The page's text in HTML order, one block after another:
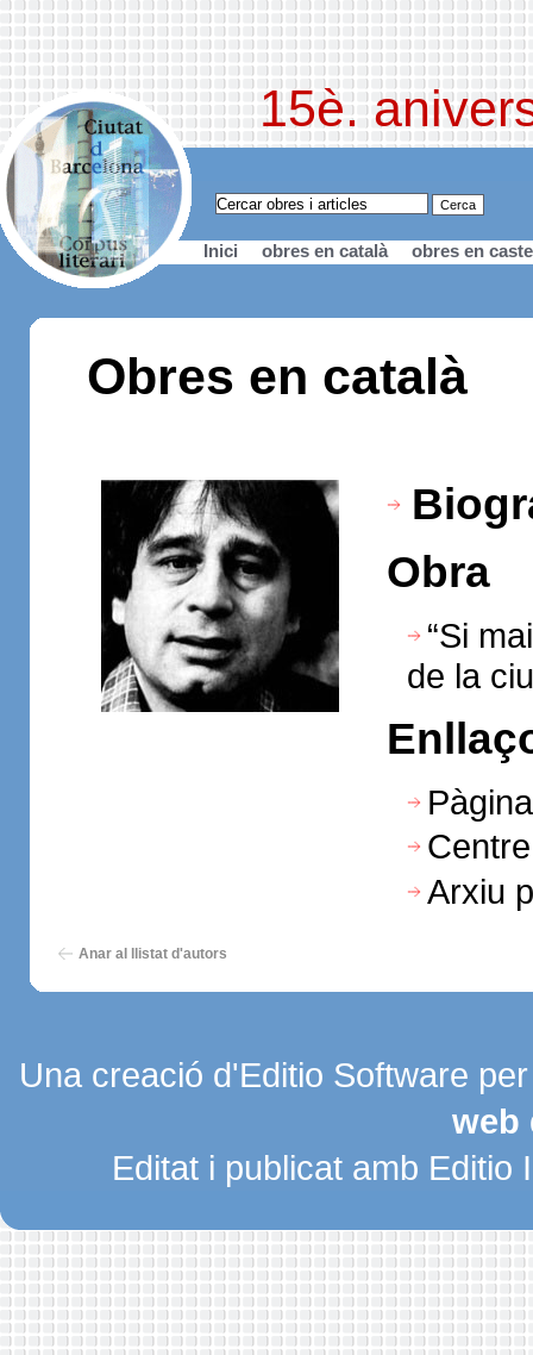
15è.
Inici obres en català obres en
Obres en català
Obra
“Si
de la
Arxiu
Anar al llistat d'autors
Una creació d'Editio Software
web
Editat i publicat amb Editio